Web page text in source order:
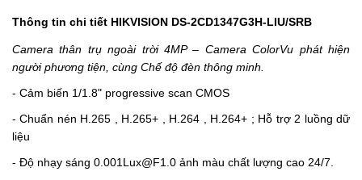
Thông tin chi tiết HIKVISION DS-2CD1347G3H-LIU/SRB
Camera thân trụ ngoài trời 4MP – Camera ColorVu phát hiện
người phương tiện, cùng Chế độ đèn thông minh.
- Cảm biến 1/1.8" progressive scan CMOS
- Chuẩn nén H.265 , H.265+ , H.264 , H.264+ ; Hỗ trợ 2 luồng dữ
liệu
- Độ nhạy sáng 0.001Lux@F1.0 ảnh màu chất lượng cao 24/7.